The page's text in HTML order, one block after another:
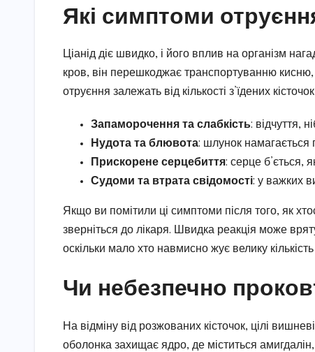
Які симптоми
Ціанід діє швидко, і його вплив на організм
кров, він перешкоджає транспортуванню
отруєння залежать від кількості з’їдених
Запаморочення та слабкість: відчуття,
Нудота та блювота: шлунок намагається
Прискорене серцебиття: серце б’ється,
Судоми та втрата свідомості: у важких
Якщо ви помітили ці симптоми після того, як
зверніться до лікаря. Швидка реакція може
оскільки мало хто навмисно жує велику кількість
Чи небезпечно
На відміну від розжованих кісточок, цілі
оболонка захищає ядро, де міститься амигдалін,